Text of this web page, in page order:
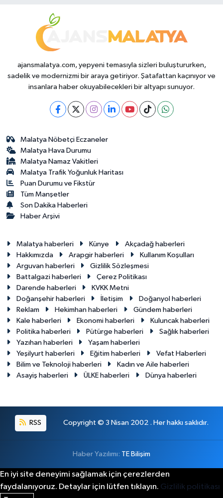
ajansmalatya.com, yepyeni temasıyla sizleri buluştururken,
sadelik ve modernizmi bir araya getiriyor. Şatafattan kaçınıyor ve
insanlara haber okuyabilecekleri bir altyapı sunuyor.
Malatya Nöbetçi Eczaneler
Malatya Hava Durumu
Malatya Namaz Vakitleri
Malatya Trafik Yoğunluk Haritası
Puan Durumu ve Fikstür
Tüm Manşetler
Son Dakika Haberleri
Haber Arşivi
Malatya haberleri Künye
Akçadağ haberleri
Hakkımızda
Arapgir haberleri
Kullanım Koşulları
Arguvan haberleri
Gizlilik Sözleşmesi
Battalgazi haberleri
Çerez Politikası
Darende haberleri
KVKK Metni
Doğanşehir haberleri
İletişim
Doğanyol haberleri
Reklam
Hekimhan haberleri
Gündem haberleri
Kale haberleri
Ekonomi haberleri
Kuluncak haberleri
Politika haberleri
Pütürge haberleri
Sağlık haberleri
Yazıhan haberleri
Yaşam haberleri
Yeşilyurt haberleri
Eğitim haberleri
Vefat Haberleri
Bilim ve Teknoloji haberleri
Kadın ve Aile haberleri
Asayiş haberleri
ÜLKE haberleri Dünya haberleri
RSS Copyright © 3 Nisan 2002 . Her hakkı saklıdır.
Haber Yazılımı: TE Bilişim
En iyi site deneyimi sağlamak için çerezlerden
faydalanıyoruz. Detaylar için lütfen tıklayın. Gizlilik politikası